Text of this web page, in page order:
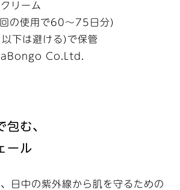
リーム
の使用で60〜75日分)
下は避ける)で保管
Co.Ltd.
包む、
ール
日中の紫外線から肌を守るための